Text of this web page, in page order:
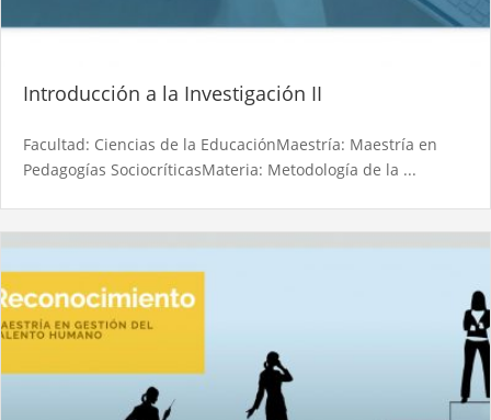
Introducción a la Investigación II
Facultad: Ciencias de la EducaciónMaestría: Maestría en
Pedagogías SociocríticasMateria: Metodología de la ...